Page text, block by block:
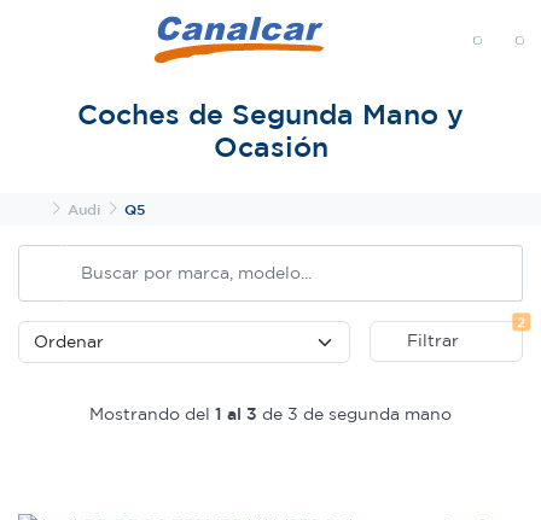
Coches de Segunda Mano y
Ocasión
InicioAudi Q5
Filtrar
2
Mostrando del 1 al 3 de 3 de segunda mano